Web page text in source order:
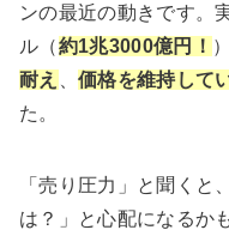
ンの最近の動きです。
ル（約1兆3000億円！
耐え
価格を維持して
た。
「売り圧力」と聞くと
は？」と心配になるか